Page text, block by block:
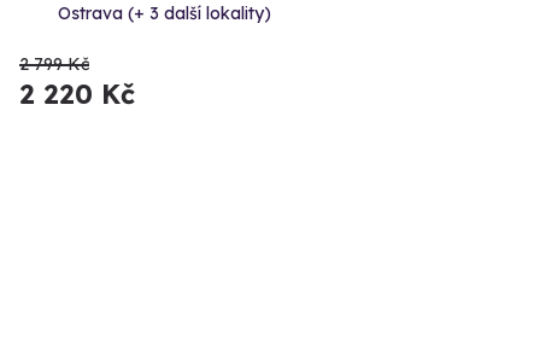
Ostrava (+ 3 další lokality)
2 799 Kč
2 220 Kč